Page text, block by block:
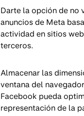
Darte la opción de no
anuncios de Meta
actividad en sitios
terceros.
Almacenar las
ventana del
Facebook pueda
representación de la